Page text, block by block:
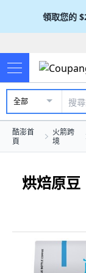
領取您的
全部
酷澎首
頁
火箭跨
境
烘焙原豆